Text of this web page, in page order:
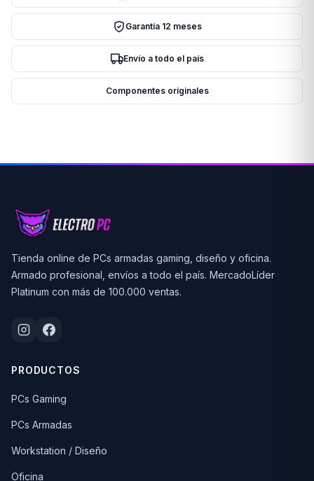
Garantía 12 meses
Envío a todo el país
Componentes originales
Tienda online de PCs armadas gaming, diseño y oficina.
Armado profesional, envíos a todo el país. MercadoLíder
Platinum con más de 100.000 ventas.
PRODUCTOS
PCs Gaming
PCs Armadas
Workstation / Diseño
Oficina